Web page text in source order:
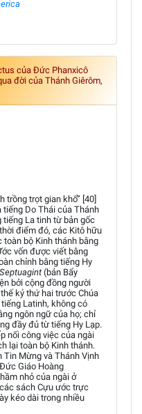
của Đức Phanxicô
đời của Thánh Giêrôm,
trồng trọt gian khổ” [40]
tiếng Do Thái của Thánh
tiếng La tinh từ bản gốc
điểm đó, các Kitô hữu
bộ Kinh thánh bằng
vốn được viết bằng
chỉnh bằng tiếng Hy
Septuagint (bản Bẩy
bởi cộng đồng người
kỷ thứ hai trước Chúa
Latinh, không có
ngôn ngữ của họ; chỉ
đầy đủ từ tiếng Hy Lạp.
nối công việc của ngài
lại toàn bộ Kinh thánh.
Mừng và Thánh Vịnh
Giáo Hoàng
nhỏ của ngài ở
sách Cựu ước trực
kéo dài trong nhiều